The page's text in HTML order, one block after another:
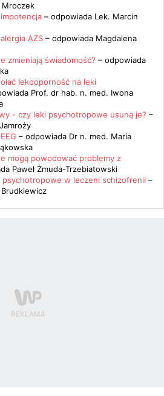
Mroczek
– odpowiada Lek. Marcin
AZS – odpowiada Magdalena
zmieniają świadomość? – odpowiada
lekooporność na leki
Prof. dr hab. n. med. Iwona
- czy leki psychotropowe usuną je? –
– odpowiada Dr n. med. Maria
mogą powodować problemy z
Paweł Żmuda-Trzebiatowski
psychotropowe w leczeni schizofrenii –
Brudkiewicz